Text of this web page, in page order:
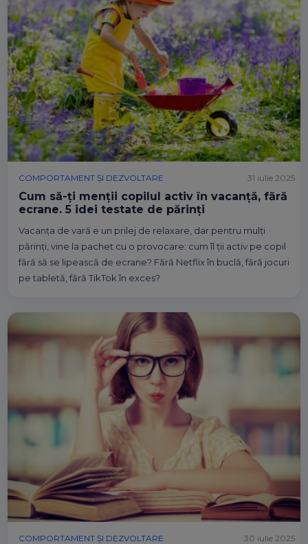
COMPORTAMENT ȘI DEZVOLTARE
Cum să-ți menții copilul activ în vacanță, fără
ecrane. 5 idei testate de părinți
Vacanța de vară e un prilej de relaxare, dar pentru mulți
părinți, vine la pachet cu o provocare: cum îl ții activ pe copil
fără să se lipească de ecrane? Fără Netflix în buclă, fără jocuri
pe tabletă, fără TikTok în exces?
31 iulie 2025
COMPORTAMENT ȘI DEZVOLTARE 30 iulie 2025